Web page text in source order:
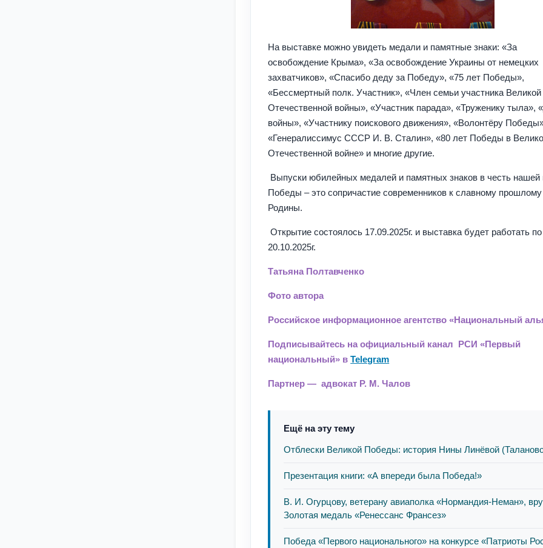
На выставке можно увидеть медали и памятные знаки: «За
освобождение Крыма», «За освобождение Украины от немецких
захватчиков», «Спасибо деду за Победу», «75 лет Победы»,
«Бессмертный полк. Участник», «Член семьи участника Великой
Отечественной войны», «Участник парада», «Труженику тыла»,
войны», «Участнику поискового движения», «Волонтёру
«Генералиссимус СССР И. В. Сталин», «80 лет Победы в
Отечественной войне» и многие другие.
Выпуски юбилейных медалей и памятных знаков в честь нашей
Победы – это сопричастие современников к славному прошлому
Родины.
Открытие состоялось 17.09.2025г. и выставка будет работать по
20.10.2025г.
Татьяна Полтавченко
Фото автора
Российское информационное агентство «Национальный
Подписывайтесь на официальный канал РСИ «Первый
национальный» вTelegram
Партнер — адвокат Р. М. Чалов
Ещё на эту тему
Отблески Великой Победы: история Нины Линёвой
Презентация книги: «А впереди была Победа!»
В. И. Огурцову, ветерану авиаполка «Нормандия-Неман»,
Золотая медаль «Ренессанс Франсез»
Победа «Первого национального» на конкурсе «Патриоты